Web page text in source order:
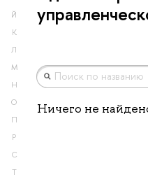
Й
К
Л
М
Н
О
П
Р
С
Т
Ничего не